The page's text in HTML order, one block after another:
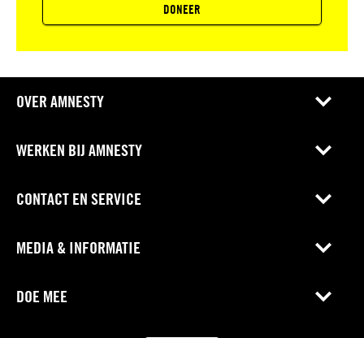
DONEER
OVER AMNESTY
WERKEN BIJ AMNESTY
CONTACT EN SERVICE
MEDIA & INFORMATIE
DOE MEE